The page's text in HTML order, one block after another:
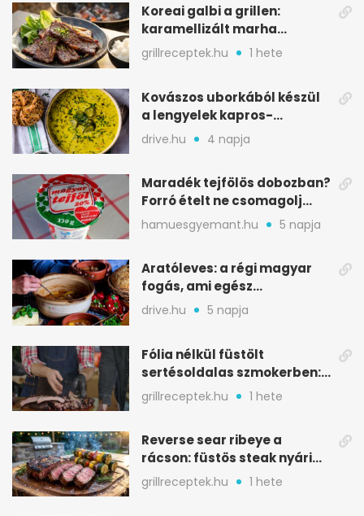
Koreai galbi a grillen:
karamellizált marha
rövidborda gyorsan
grillreceptek.hu 1 hete
Kovászos uborkából készül
a lengyelek kapros-
savanykás levese
drive.hu 4 napja
Maradék tejfölös dobozban?
Forró ételt ne csomagolj
ilyen tégelybe
hamuesgyemant.hu 5 napja
Aratóleves: a régi magyar
fogás, ami egész
csapatokat jóllakatott
drive.hu 5 napja
Fólia nélkül füstölt
sertésoldalas szmokerben:
ropogós bark, 6 óra
grillreceptek.hu 1 hete
Reverse sear ribeye a
rácson: füstös steak nyári
tökkebabbal
grillreceptek.hu 1 hete